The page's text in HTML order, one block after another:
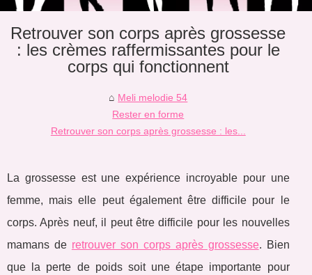
Retrouver son corps après grossesse
: les crèmes raffermissantes pour le
corps qui fonctionnent
Meli melodie 54
Rester en forme
Retrouver son corps après grossesse : les...
La grossesse est une expérience incroyable pour une
femme, mais elle peut également être difficile pour le
corps. Après neuf, il peut être difficile pour les nouvelles
mamans de retrouver son corps après grossesse. Bien
que la perte de poids soit une étape importante pour